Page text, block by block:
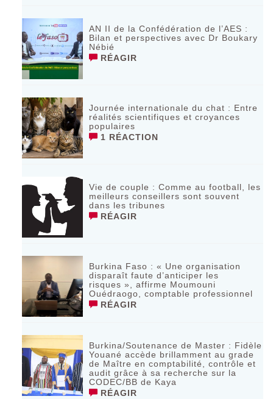
AN II de la Confédération de l’AES :
Bilan et perspectives avec Dr Boukary
Nébié
RÉAGIR
Journée internationale du chat : Entre
réalités scientifiques et croyances
populaires
1 RÉACTION
Vie de couple : Comme au football, les
meilleurs conseillers sont souvent
dans les tribunes
RÉAGIR
Burkina Faso : « Une organisation
disparaît faute d’anticiper les
risques », affirme Moumouni
Ouédraogo, comptable professionnel
RÉAGIR
Burkina/Soutenance de Master : Fidèle
Youané accède brillamment au grade
de Maître en comptabilité, contrôle et
audit grâce à sa recherche sur la
CODEC/BB de Kaya
RÉAGIR